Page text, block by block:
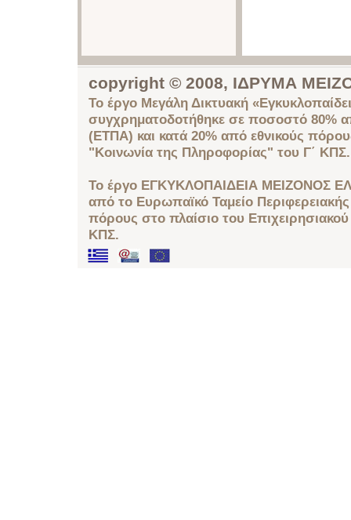
copyright © 2008, ΙΔΡΥΜΑ
Το έργο Μεγάλη Δικτυακή
συγχρηματοδοτήθηκε σε ποσοστό 80%
(ΕΤΠΑ) και κατά 20% από εθνικούς
"Κοινωνία της Πληροφορίας" του Γ΄ ΚΠΣ.
Το έργο ΕΓΚΥΚΛΟΠΑΙΔΕΙΑ ΜΕΙΖΟΝΟΣ
από το Ευρωπαϊκό Ταμείο
πόρους στο πλαίσιο του
ΚΠΣ.